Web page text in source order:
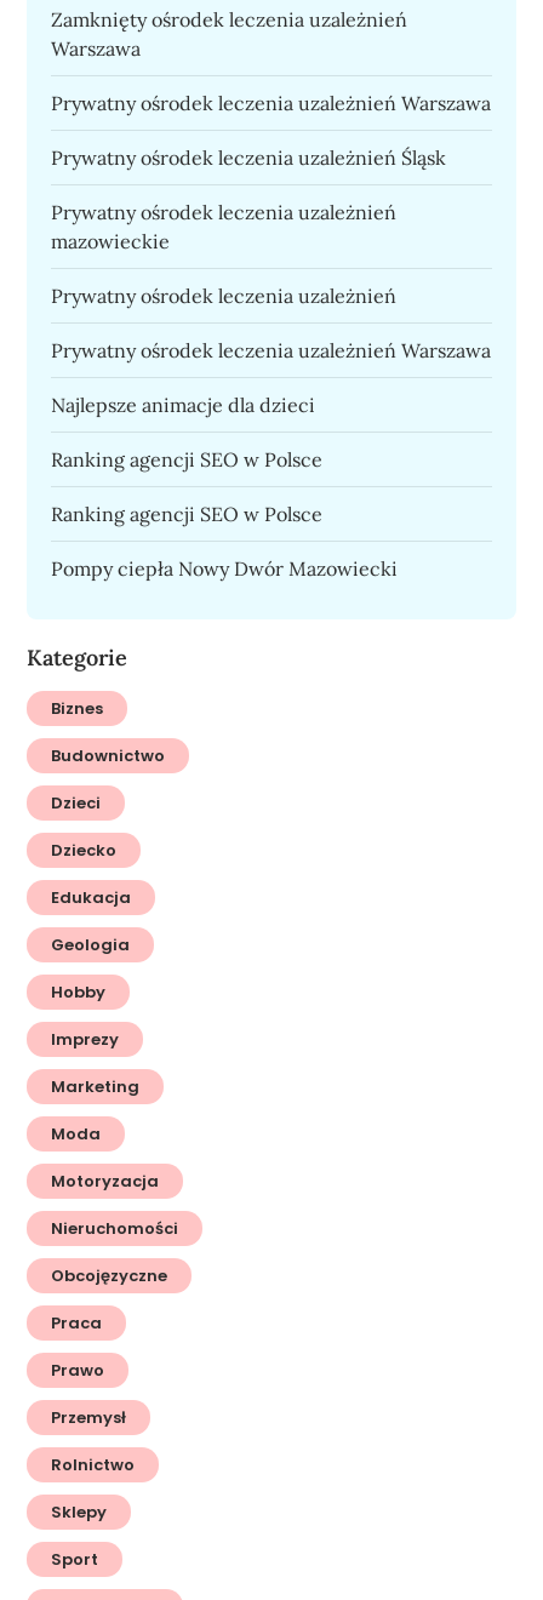
Zamknięty ośrodek leczenia uzależnień
Warszawa
Prywatny ośrodek leczenia uzależnień Warszawa
Prywatny ośrodek leczenia uzależnień Śląsk
Prywatny ośrodek leczenia uzależnień
mazowieckie
Prywatny ośrodek leczenia uzależnień
Prywatny ośrodek leczenia uzależnień Warszawa
Najlepsze animacje dla dzieci
Ranking agencji SEO w Polsce
Ranking agencji SEO w Polsce
Pompy ciepła Nowy Dwór Mazowiecki
Kategorie
Biznes
Budownictwo
Dzieci
Dziecko
Edukacja
Geologia
Hobby
Imprezy
Marketing
Moda
Motoryzacja
Nieruchomości
Obcojęzyczne
Praca
Prawo
Przemysł
Rolnictwo
Sklepy
Sport